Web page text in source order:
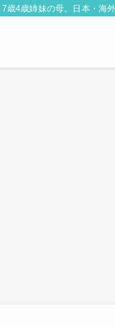
4歳姉妹の母。日本・海